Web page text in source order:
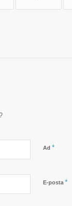
Ad*
E-posta*